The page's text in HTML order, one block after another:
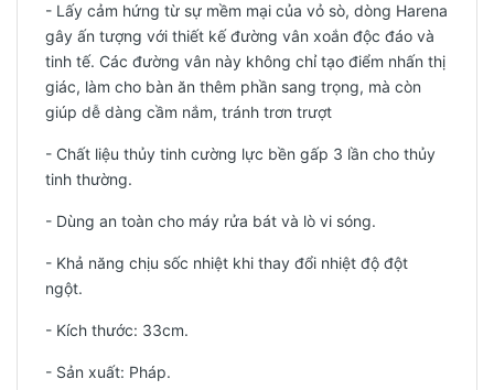
- Lấy cảm hứng từ sự mềm mại của vỏ sò, dòng Harena
gây ấn tượng với thiết kế đường vân xoắn độc đáo và
tinh tế. Các đường vân này không chỉ tạo điểm nhấn thị
giác, làm cho bàn ăn thêm phần sang trọng, mà còn
giúp dễ dàng cầm nắm, tránh trơn trượt
- Chất liệu thủy tinh cường lực bền gấp 3 lần cho thủy
tinh thường.
- Dùng an toàn cho máy rửa bát và lò vi sóng.
- Khả năng chịu sốc nhiệt khi thay đổi nhiệt độ đột
ngột.
- Kích thước: 33cm.
- Sản xuất: Pháp.